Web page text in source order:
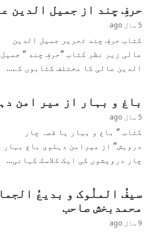
حرفِ چند از جمیل الدین
5 سال ago
کتاب حرفِ چند تحریر جمیل الدین
عالی زیر نظر کتاب "حرفِ چند " جمیل
الدین عالی کا مختلف کتابوں کے…
باغ و بہار از میر امن
5 سال ago
کتاب " باغ و بہار یا قصہ چار
درویش" از میرامن دہلوی باغ بہار
چار درویشوں کی ایک کلاسک کہانی…
سیفُ الملُوک و بدیعُ
محمدبخش صاحب
9 سال ago